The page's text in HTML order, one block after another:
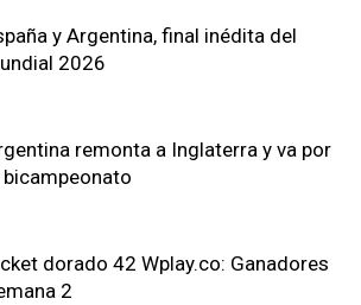
y Argentina, final inédita del
2026
remonta a Inglaterra y va por
bicampeonato
dorado 42 Wplay.co: Ganadores
2